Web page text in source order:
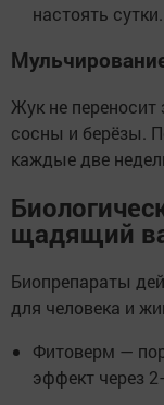
настоять сутки.
Жук не переносит
сосны и берёзы.
каждые две
щадящий
Биопрепараты
для человека и
Фитоверм —
эффект через